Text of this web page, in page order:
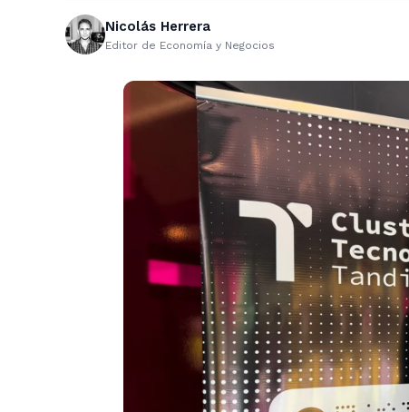
Nicolás Herrera
Editor de Economía y Negocios